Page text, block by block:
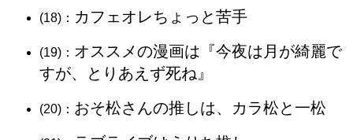
(18)： カフェオレちょっと苦手
(19)： オススメの漫画は『今夜は月が綺麗で
すが、とりあえず死ね』
(20)： おそ松さんの推しは、カラ松と一松